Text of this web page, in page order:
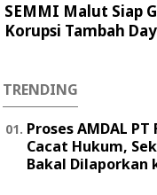
SEMMI Malut Siap
Korupsi Tambah
TRENDING
Proses AMDAL
Cacat Hukum,
Bakal Dilaporkan